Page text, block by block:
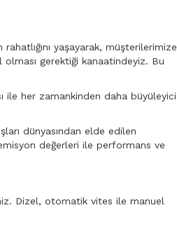
yaşayarak, müşterilerimize
gerektiği kanaatindeyiz. Bu
ile her zamankinden daha büyüleyici
dünyasından elde edilen
değerleri ile performans ve
Dizel, otomatik vites ile manuel